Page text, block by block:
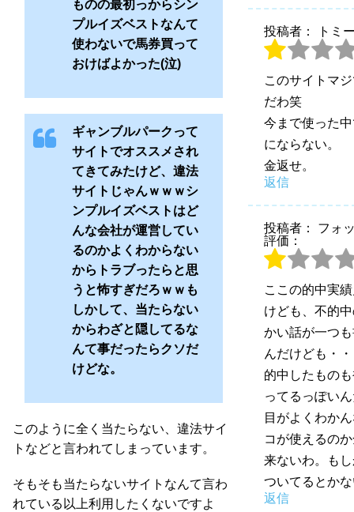
ものの最初っからシン
プルイズベストなんて
使わないで馬券買って
おけばよかった(泣)
ギャンブルパークって
サイトでオススメされ
てきてみたけど、違法
サイトじゃんｗｗｗシ
ンプルイズベストはど
んな会社が運営してい
るのかよくわからない
からトラブったらと思
うと怖すぎだろｗｗも
しかして、当たらない
からわざと隠してるな
んて事だったらクソだ
けどな。
このように全く当たらない、違法サイ
トなどと言われてしまっています。
そもそも当たらないサイトなんて言わ
れている以上利用したくないですよ
投稿者： トミ
このサイトマ
だわ笑
今まで使った
にならない。
金返せ。
返信
投稿者： フォ
評価：
ここの的中実
けども、不的
かい話が一つ
んだけども・
的中したもの
ってるっぽい
目がよくわか
コが使えるの
来ないわ。も
ついてるとか
返信